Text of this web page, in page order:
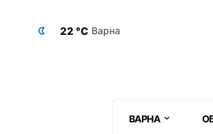
22 °C Варна
ВАРНА